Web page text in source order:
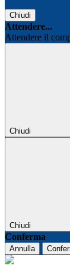
Chiudi
Attendere...
Attendere il
Chiudi
Chiudi
Conferma
Annulla